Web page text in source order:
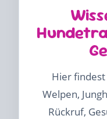
Hier
Welpen,
Rückruf,